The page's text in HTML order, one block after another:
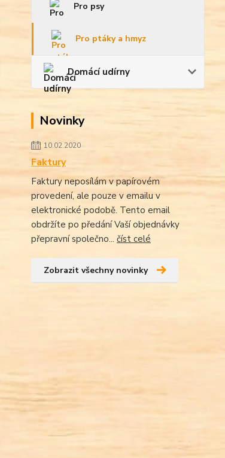
Pro psy
Pro ptáky a hmyz
Domácí udírny
Novinky
10.02.2020
Faktury
Faktury neposílám v papírovém
provedení, ale pouze v emailu v
elektronické podobě. Tento email
obdržíte po předání Vaší objednávky
přepravní společno... číst celé
Zobrazit všechny novinky